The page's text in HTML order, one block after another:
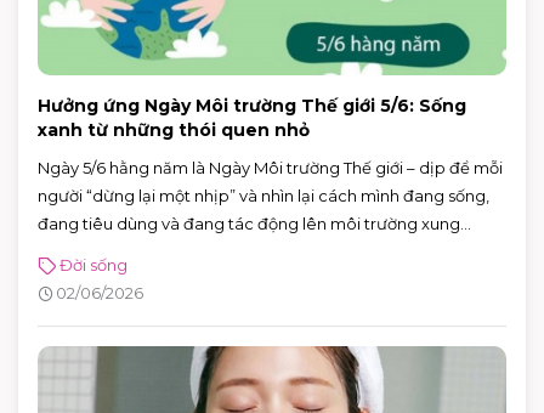
Hưởng ứng Ngày Môi trường Thế giới 5/6: Sống
xanh từ những thói quen nhỏ
Ngày 5/6 hằng năm là Ngày Môi trường Thế giới – dịp để mỗi
người “dừng lại một nhịp” và nhìn lại cách mình đang sống,
đang tiêu dùng và đang tác động lên môi trường xung
đến hành động vì khí hậu, với sự kiện toàn cầu được tổ chức
tại Azerbaijan.
Đời sống
02/06/2026